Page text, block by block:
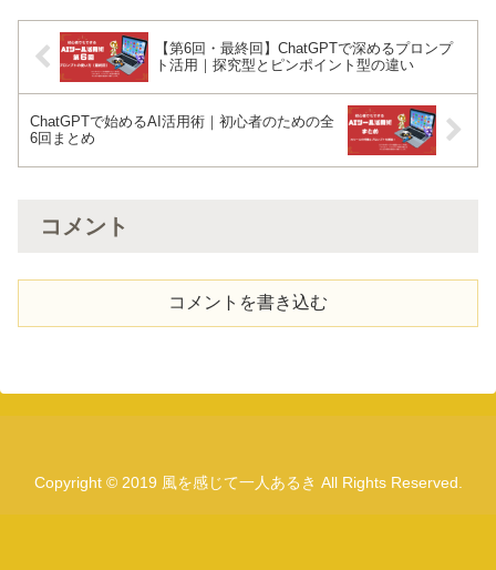
【第6回・最終回】ChatGPTで深めるプロンプ
ト活用｜探究型とピンポイント型の違い
ChatGPTで始めるAI活用術｜初心者のための全
6回まとめ
コメント
コメントを書き込む
Copyright © 2019 風を感じて一人あるき All Rights Reserved.